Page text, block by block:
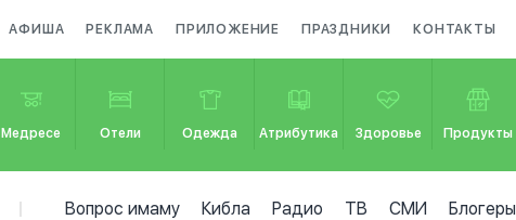
АФИША РЕКЛАМА ПРИЛОЖЕНИЕ ПРАЗДНИКИ КОНТАКТЫ
Медресе Отели Одежда Атрибутика Здоровье Продукты
Вопрос имаму Кибла Радио ТВ СМИ Блогеры